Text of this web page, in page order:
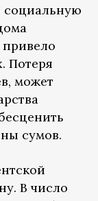
социальную
Потеря
может
сумов.
В число